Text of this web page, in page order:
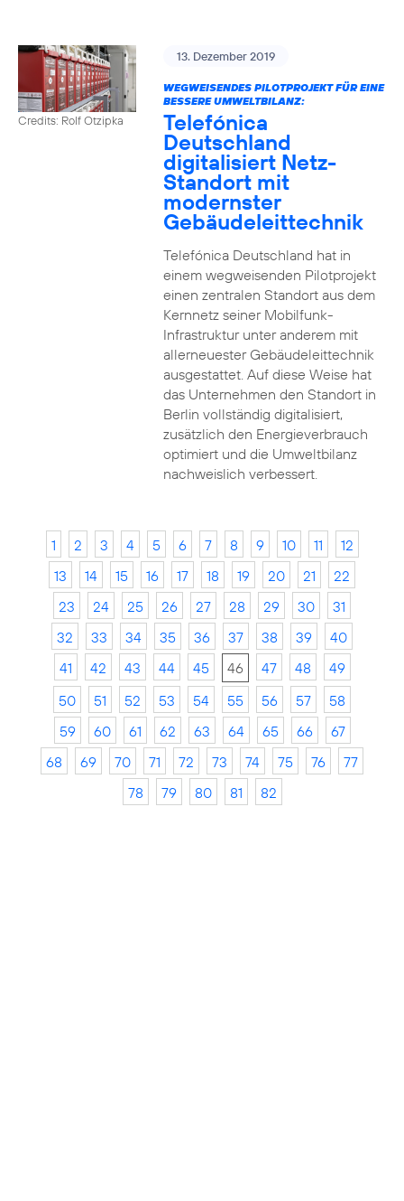
Credits: Rolf Otzipka
13. Dezember 2019
WEGWEISENDES PILOTPROJEKT FÜR EINE
BESSERE UMWELTBILANZ:
Telefónica
Deutschland
digitalisiert Netz-
Standort mit
modernster
Gebäudeleittechnik
Telefónica Deutschland hat in
einem wegweisenden Pilotprojekt
einen zentralen Standort aus dem
Kernnetz seiner Mobilfunk-
Infrastruktur unter anderem mit
allerneuester Gebäudeleittechnik
ausgestattet. Auf diese Weise hat
das Unternehmen den Standort in
Berlin vollständig digitalisiert,
zusätzlich den Energieverbrauch
optimiert und die Umweltbilanz
nachweislich verbessert.
1 2 3 4 5 6 7 8 9 10 11
12
13
14 15 16 17 18 19 20 21
22
23
24 25 26 27 28 29 30
31
32
33 34 35 36 37 38 39
40
41
42 43 44 45 46 47 48
49
50
51 52 53 54 55 56 57
58
59
60 61 62 63 64 65 66
67
68
69 70 71 72 73 74 75 76
77
78
79 80 81 82